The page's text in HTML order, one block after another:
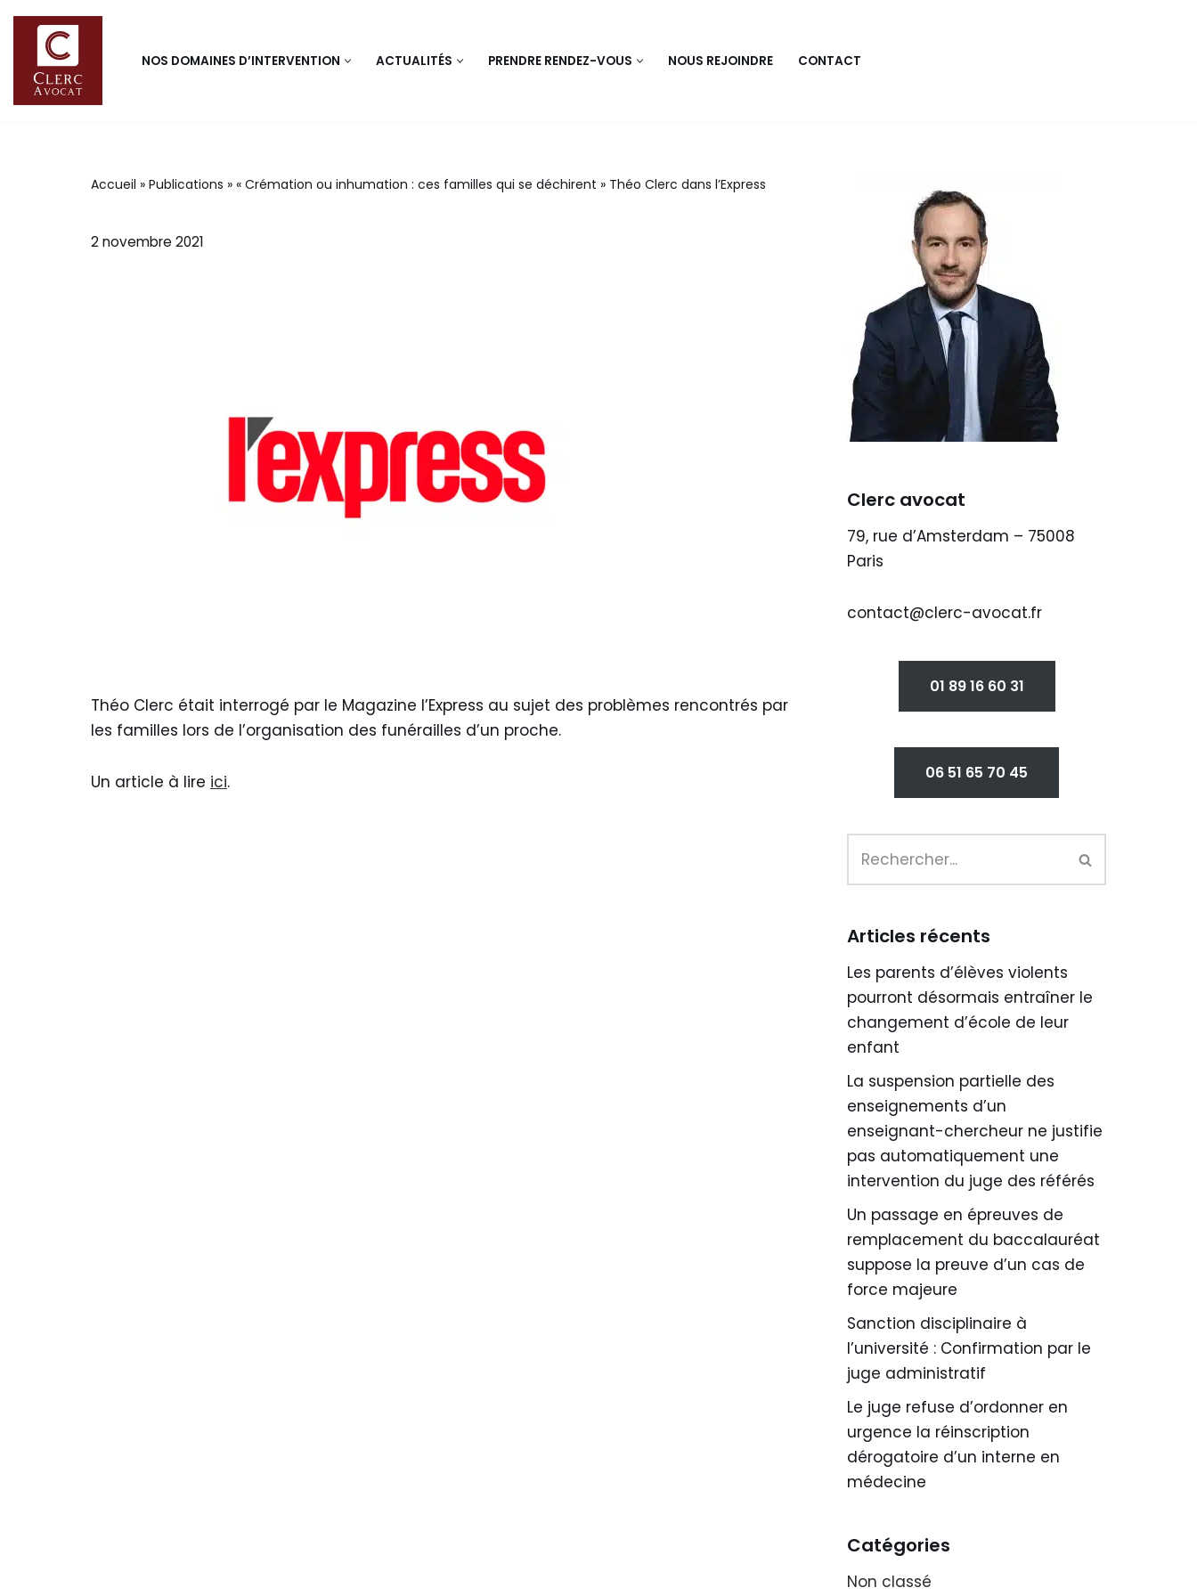
au
contenu
NOS DOMAINES D’INTERVENTION ACTUALITÉS PRENDRE RENDEZ-VOUS NOUS REJOINDRE CONTACT
Accueil » Publications » « Crémation ou inhumation : ces familles qui se déchirent » Théo Clerc dans l’Express
2 novembre 2021
Théo Clerc était interrogé par le Magazine l’Express au sujet des problèmes rencontrés par
les familles lors de l’organisation des funérailles d’un proche.
Un article à lire ici.
Clerc avocat
79, rue d’Amsterdam – 75008
Paris
contact@clerc-avocat.fr
01 89 16 60 31
06 51 65 70 45
Articles récents
Les parents d’élèves violents
pourront désormais entraîner le
changement d’école de leur
enfant
La suspension partielle des
enseignements d’un
enseignant-chercheur ne justifie
pas automatiquement une
intervention du juge des référés
Un passage en épreuves de
remplacement du baccalauréat
suppose la preuve d’un cas de
force majeure
Sanction disciplinaire à
l’université : Confirmation par le
juge administratif
Le juge refuse d’ordonner en
urgence la réinscription
dérogatoire d’un interne en
médecine
Catégories
Non classé